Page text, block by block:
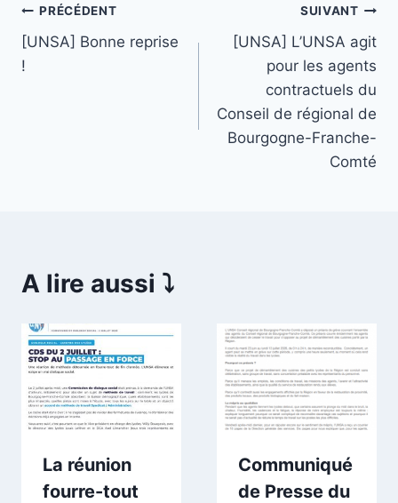
Navigation
de
PRÉCÉDENT
[UNSA] Bonne reprise
!
SUIVANT
[UNSA] L’UNSA agit
pour les agents
contractuels du
Conseil de régional de
Bourgogne-Franche-
Comté
A lire aussi ⤵️
La réunion
fourre-tout
Communiqué
de Presse du